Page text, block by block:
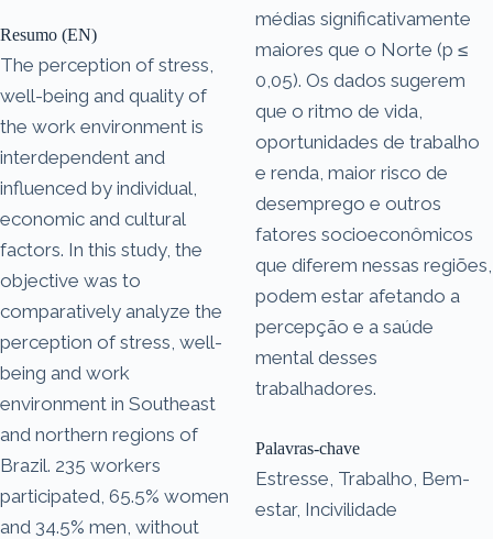
Resumo (EN)
The perception of stress,
well-being and quality of
the work environment is
interdependent and
influenced by individual,
economic and cultural
factors. In this study, the
objective was to
comparatively analyze the
perception of stress, well-
being and work
environment in Southeast
and northern regions of
Brazil. 235 workers
participated, 65.5% women
and 34.5% men, without
médias significativamente
maiores que o Norte (p ≤
0,05). Os dados sugerem
que o ritmo de vida,
oportunidades de trabalho
e renda, maior risco de
desemprego e outros
fatores socioeconômicos
que diferem nessas regiões,
podem estar afetando a
percepção e a saúde
mental desses
trabalhadores.
Palavras-chave
Estresse, Trabalho, Bem-
estar, Incivilidade